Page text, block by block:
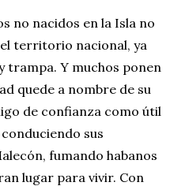
no nacidos en la Isla no
territorio nacional, ya
trampa. Y muchos ponen
quede a nombre de su
de confianza como útil
sus
fumando habanos
lugar para vivir. Con